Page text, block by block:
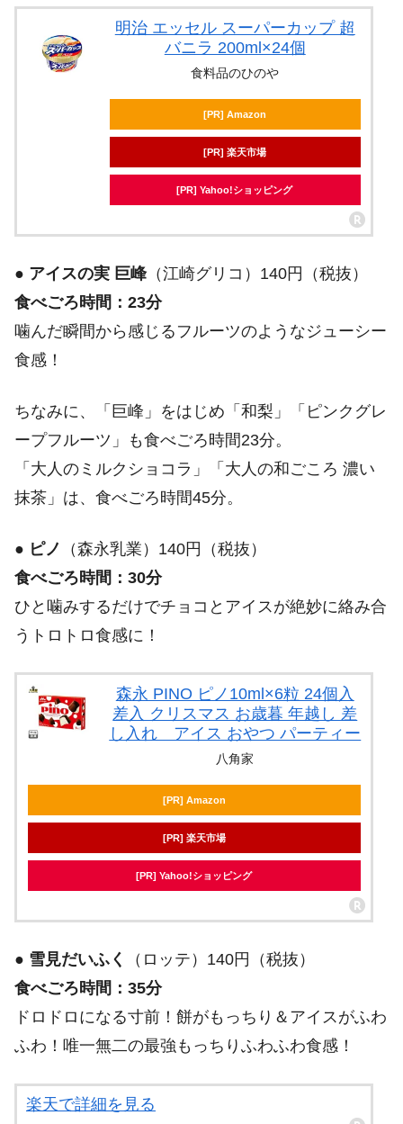
明治 エッセル スーパーカップ 超
バニラ 200ml×24個
食料品のひのや
[PR] Amazon
[PR] 楽天市場
[PR] Yahoo!ショッピング
● アイスの実 巨峰 （江崎グリコ）140円（税抜）
食べごろ時間：23分
噛んだ瞬間から感じるフルーツのようなジューシー
食感！
ちなみに、「巨峰」をはじめ「和梨」「ピンクグレ
ープフルーツ」も食べごろ時間23分。
「大人のミルクショコラ」「大人の和ごころ 濃い
抹茶」は、食べごろ時間45分。
● ピノ
（森永乳業）140円（税抜）
食べごろ時間：30分
ひと噛みするだけでチョコとアイスが絶妙に絡み合
うトロトロ食感に！
森永 PINO ピノ10ml×6粒 24個入
差入 クリスマス お歳暮 年越し 差
し入れ アイス おやつ パーティー
八角家
[PR] Amazon
[PR] 楽天市場
[PR] Yahoo!ショッピング
● 雪見だいふく
（ロッテ）140円（税抜）
食べごろ時間：35分
ドロドロになる寸前！餅がもっちり＆アイスがふわ
ふわ！唯一無二の最強もっちりふわふわ食感！
楽天で詳細を見る